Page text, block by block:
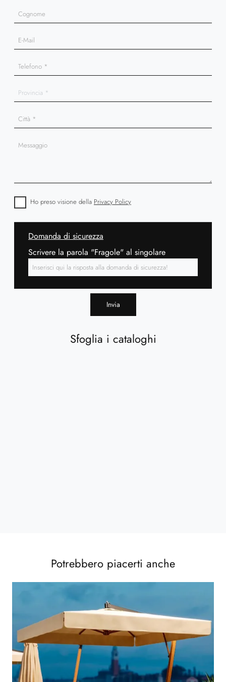
Sfoglia i cataloghi
Ho preso visione della Privacy Policy
Domanda di sicurezza
Scrivere la parola "Fragole" al singolare
Invia
Potrebbero piacerti anche